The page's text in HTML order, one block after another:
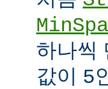
하나씩
값이 5